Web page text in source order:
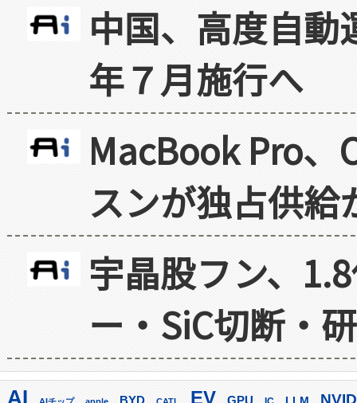
中国、高度自
年７月施行へ
MacBook Pro
スンが独占供給
宇晶股フン、
ー・SiC切断・
AI EV